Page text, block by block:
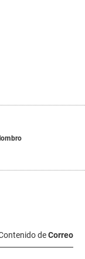
deCorreo